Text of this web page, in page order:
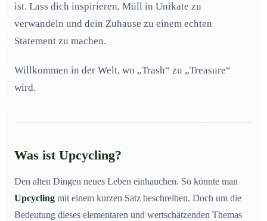
10Upcycling und Nachhaltigkeit: Wie Kreativität die
Alte Dinge, neue Energie: Die Psychologie des
12Upcycling als Haltung: Warum es nie um Trends geht
ist. Lass dich inspirieren, Müll in Unikate zu
verwandeln und dein Zuhause zu einem echten
Statement zu machen.
Willkommen in der Welt, wo „Trash“ zu „Treasure“
wird.
Was ist Upcycling?
Den alten Dingen neues Leben einhauchen. So könnte man
Upcycling mit einem kurzen Satz beschreiben. Doch um die
Bedeutung dieses elementaren und wertschätzenden Themas